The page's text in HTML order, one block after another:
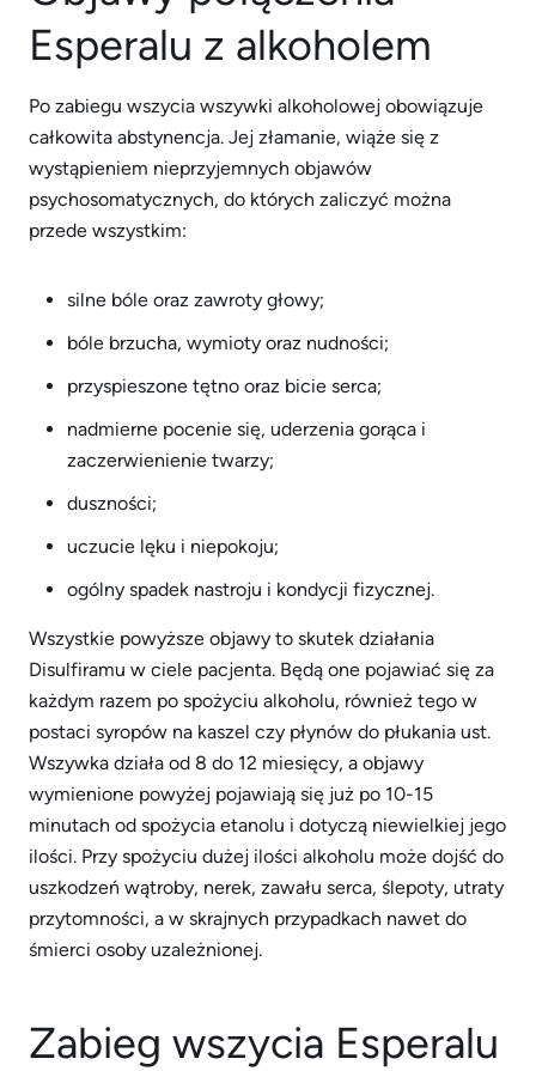
Esperalu z alkoholem
Po zabiegu wszycia wszywki alkoholowej obowiązuje
całkowita abstynencja. Jej złamanie, wiąże się z
wystąpieniem nieprzyjemnych objawów
psychosomatycznych, do których zaliczyć można
przede wszystkim:
silne bóle oraz zawroty głowy;
bóle brzucha, wymioty oraz nudności;
przyspieszone tętno oraz bicie serca;
nadmierne pocenie się, uderzenia gorąca i
zaczerwienienie twarzy;
duszności;
uczucie lęku i niepokoju;
ogólny spadek nastroju i kondycji fizycznej.
Wszystkie powyższe objawy to skutek działania
Disulfiramu w ciele pacjenta. Będą one pojawiać się za
każdym razem po spożyciu alkoholu, również tego w
postaci syropów na kaszel czy płynów do płukania ust.
Wszywka działa od 8 do 12 miesięcy, a objawy
wymienione powyżej pojawiają się już po 10-15
minutach od spożycia etanolu i dotyczą niewielkiej jego
ilości. Przy spożyciu dużej ilości alkoholu może dojść do
uszkodzeń wątroby, nerek, zawału serca, ślepoty, utraty
przytomności, a w skrajnych przypadkach nawet do
śmierci osoby uzależnionej.
Zabieg wszycia Esperalu